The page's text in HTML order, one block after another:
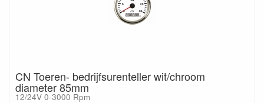
CN Toeren- bedrijfsurenteller wit/chroom
diameter 85mm
12/24V 0-3000 Rpm